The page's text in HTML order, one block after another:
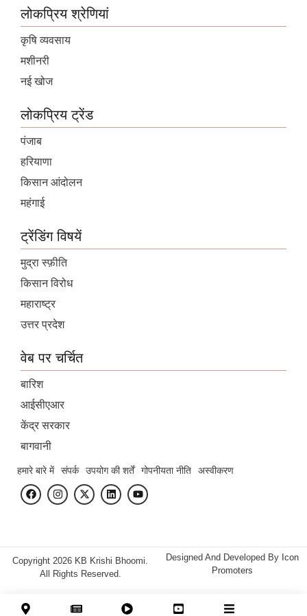
लोकप्रिय श्रेणियां
कृषि व्यवसाय
मशीनरी
नई खोज
लोकप्रिय ट्रेंड
पंजाब
हरियाणा
किसान आंदोलन
महंगाई
ट्रेंडिंग विषयें
मुद्रा स्फ़ीति
किसान विरोध
महाराष्ट्र
उत्तर प्रदेश
वेब पर चर्चित
बारिश
आईसीएआर
केंद्र सरकार
बागवानी
हमारे बारे में संपर्क उपयोग की शर्तें गोपनीयता नीति अस्वीकरण
Copyright 2026 KB Krishi Bhoomi.
All Rights Reserved.
Designed And Developed By Icon
Promoters